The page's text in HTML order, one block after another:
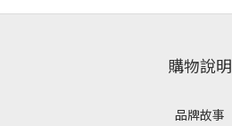
購物說明
品牌故事